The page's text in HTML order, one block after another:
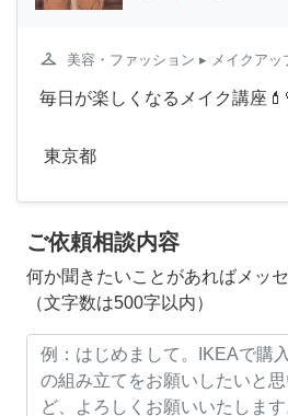
checkroom 美容・ファッション ▸ メイクアッ
毎日が楽しくなるメイク講座
東京都
ご依頼相談内容
何か聞きたいことがあればメッ
（文字数は500字以内）